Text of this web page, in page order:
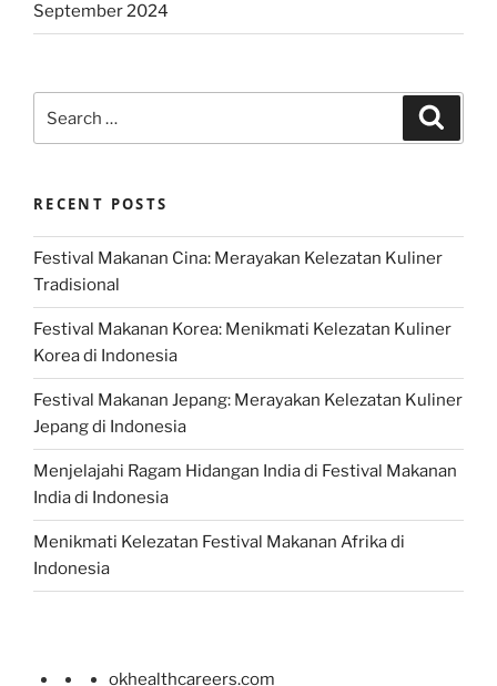
September 2024
for:
RECENT POSTS
Festival Makanan Cina: Merayakan Kelezatan Kuliner
Tradisional
Festival Makanan Korea: Menikmati Kelezatan Kuliner
Korea di Indonesia
Festival Makanan Jepang: Merayakan Kelezatan Kuliner
Jepang di Indonesia
Menjelajahi Ragam Hidangan India di Festival Makanan
India di Indonesia
Menikmati Kelezatan Festival Makanan Afrika di
Indonesia
okhealthcareers.com